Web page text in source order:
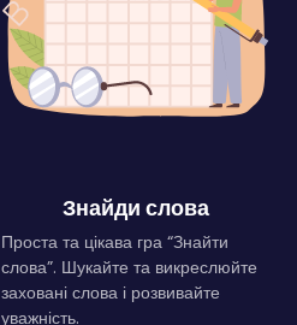
Знайди слова
Проста та цікава гра “Знайти
слова”. Шукайте та викреслюйте
заховані слова і розвивайте
уважність.